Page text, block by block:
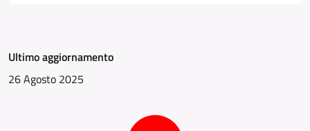
Ultimo aggiornamento
26 Agosto 2025